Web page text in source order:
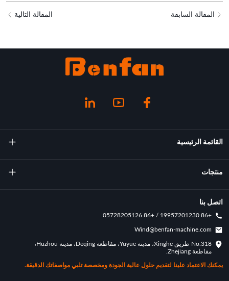
المقالة السابقة المقالة التالية
القائمة الرئيسية
معلومات عنا
الإنجازات الرئيسية
حالة التخصيص
منتجات
آلة صب التناوب
بيكلبول مصبوب دوار
اتصل بنا
+86 19957201230 / +86 05728205126
Wind@benfan-machine.com
No.318 طريق Xinghe، مدينة Yuyue، مقاطعة Deqing، مدينة Huzhou،
مقاطعة Zhejiang.
يمكنك الاعتماد علينا لتقديم حلول عالية الجودة ومخصصة تلبي مواصفاتك الدقيقة.